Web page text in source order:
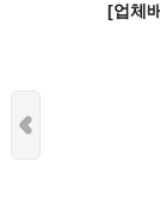
[업체